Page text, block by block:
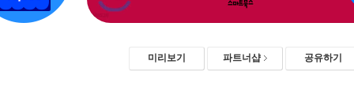
미리보기 파트너샵 공유하기